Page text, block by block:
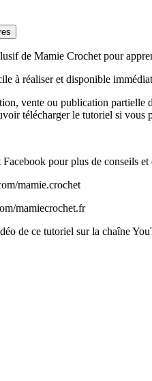
de Mamie Crochet pour
à réaliser et disponible
vente ou publication partielle
télécharger le tutoriel si
pour plus de conseils
mamie.crochet
mamiecrochet.fr
de ce tutoriel sur la chaîne